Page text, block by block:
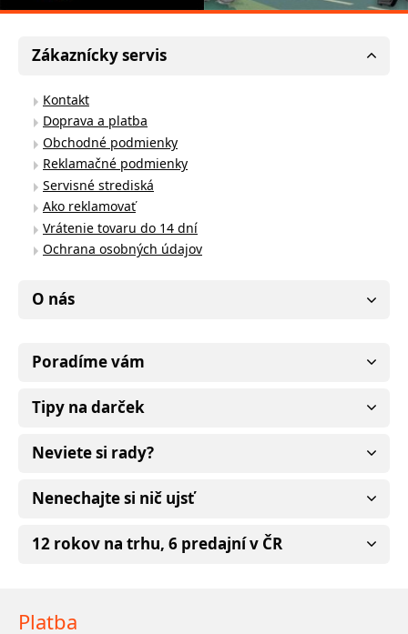
Zákaznícky servis
Kontakt
Doprava a platba
Obchodné podmienky
Reklamačné podmienky
Servisné strediská
Ako reklamovať
Vrátenie tovaru do 14 dní
Ochrana osobných údajov
O nás
Poradíme vám
Tipy na darček
Neviete si rady?
Nenechajte si nič ujsť
12 rokov na trhu, 6 predajní v ČR
Platba